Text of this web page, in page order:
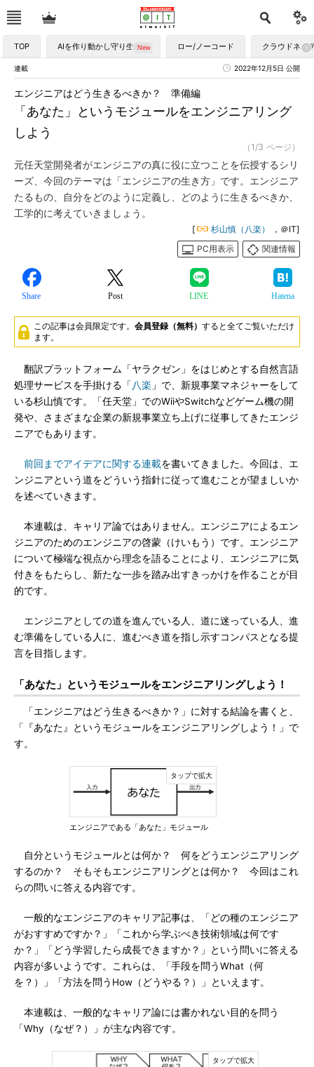
TOP AIを作り動かし守り生かす ロー/ノーコード クラウドネイ
連載 2022年12月5日 公開
「あなた」というモジュールをエンジニアリング
しよう
エンジニアはどう生きるべきか？ 準備編
（1/3 ページ）
元任天堂開発者がエンジニアの真に役に立つことを伝授するシリ
ーズ、今回のテーマは「エンジニアの生き方」です。エンジニア
たるもの、自分をどのように定義し、どのように生きるべきか、
工学的に考えていきましょう。
[ 杉山慎（八楽）
，＠IT]
PC用表示
関連情報
Share Post LINE Hatena
この記事は会員限定です。 会員登録（無料） すると全てご覧いただけ
ます。
翻訳プラットフォーム「ヤラクゼン」をはじめとする自然言語
処理サービスを手掛ける「 八楽 」で、新規事業マネジャーをして
いる杉山慎です。「任天堂」でのWiiやSwitchなどゲーム機の開
発や、さまざまな企業の新規事業立ち上げに従事してきたエンジ
ニアでもあります。
前回までアイデアに関する連載を書いてきました。今回は、エ
ンジニアという道をどういう指針に従って進むことが望ましいか
を述べていきます。
本連載は、キャリア論ではありません。エンジニアによるエン
ジニアのためのエンジニアの啓蒙（けいもう）です。エンジニア
について極端な視点から理念を語ることにより、エンジニアに気
付きをもたらし、新たな一歩を踏み出すきっかけを作ることが目
的です。
エンジニアとしての道を進んでいる人、道に迷っている人、進
む準備をしている人に、進むべき道を指し示すコンパスとなる提
言を目指します。
「あなた」というモジュールをエンジニアリングしよう！
「エンジニアはどう生きるべきか？」に対する結論を書くと、
「『あなた』というモジュールをエンジニアリングしよう！」で
す。
エンジニアである「あなた」モジュール
自分というモジュールとは何か？ 何をどうエンジニアリング
するのか？ そもそもエンジニアリングとは何か？ 今回はこれ
らの問いに答える内容です。
一般的なエンジニアのキャリア記事は、「どの種のエンジニア
がおすすめですか？」「これから学ぶべき技術領域は何です
か？」「どう学習したら成長できますか？」という問いに答える
内容が多いようです。これらは、「手段を問うWhat（何
を？）」「方法を問うHow（どうやる？）」といえます。
本連載は、一般的なキャリア論には書かれない目的を問う
「Why（なぜ？）」が主な内容です。